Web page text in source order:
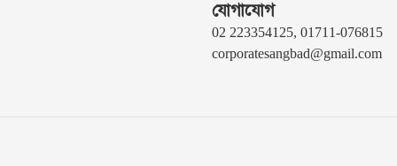
যোগাযোগ
02 223354125, 01711-076815
corporatesangbad@gmail.com